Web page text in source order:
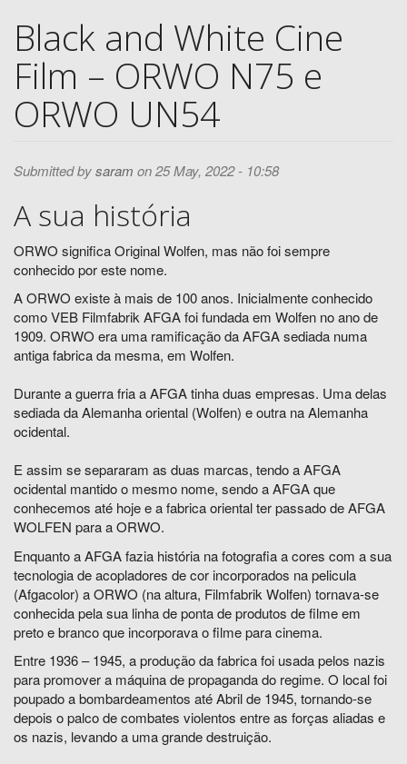
Black and White Cine
Film – ORWO N75 e
ORWO UN54
Submitted bysaram on 25 May, 2022 - 10:58
A sua história
ORWO significa Original Wolfen, mas não foi sempre
conhecido por este nome.
A ORWO existe à mais de 100 anos. Inicialmente conhecido
como VEB Filmfabrik AFGA foi fundada em Wolfen no ano de
1909. ORWO era uma ramificação da AFGA sediada numa
antiga fabrica da mesma, em Wolfen.
Durante a guerra fria a AFGA tinha duas empresas. Uma delas
sediada da Alemanha oriental (Wolfen) e outra na Alemanha
ocidental.
E assim se separaram as duas marcas, tendo a AFGA
ocidental mantido o mesmo nome, sendo a AFGA que
conhecemos até hoje e a fabrica oriental ter passado de AFGA
WOLFEN para a ORWO.
Enquanto a AFGA fazia história na fotografia a cores com a sua
tecnologia de acopladores de cor incorporados na pelicula
(Afgacolor) a ORWO (na altura, Filmfabrik Wolfen) tornava-se
conhecida pela sua linha de ponta de produtos de filme em
preto e branco que incorporava o filme para cinema.
Entre 1936 – 1945, a produção da fabrica foi usada pelos nazis
para promover a máquina de propaganda do regime. O local foi
poupado a bombardeamentos até Abril de 1945, tornando-se
depois o palco de combates violentos entre as forças aliadas e
os nazis, levando a uma grande destruição.